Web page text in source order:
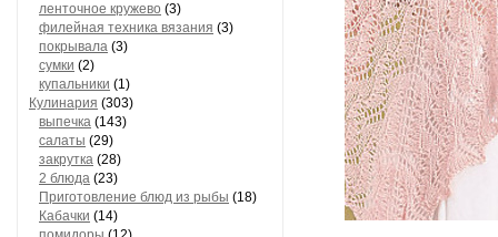
ленточное кружево (3)
филейная техника вязания (3)
покрывала (3)
сумки (2)
купальники (1)
Кулинария (303)
выпечка (143)
салаты (29)
закрутка (28)
2 блюда (23)
Приготовление блюд из рыбы (18)
Кабачки (14)